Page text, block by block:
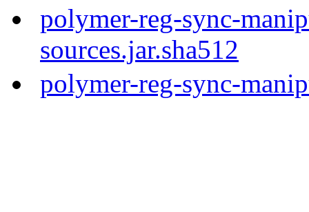
polymer-reg-sync-
sources.jar.sha512
polymer-reg-sync-